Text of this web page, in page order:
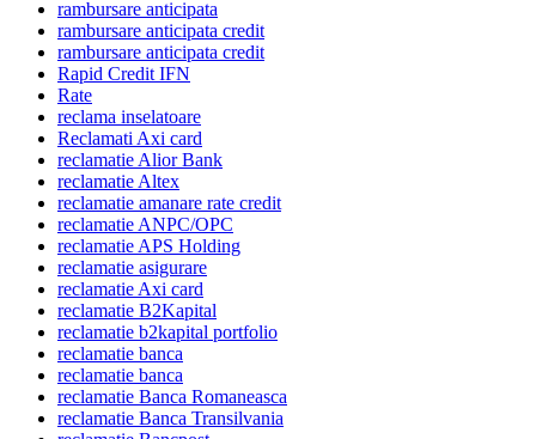
rambursare anticipata
rambursare anticipata credit
rambursare anticipata credit
Rapid Credit IFN
Rate
reclama inselatoare
Reclamati Axi card
reclamatie Alior Bank
reclamatie Altex
reclamatie amanare rate credit
reclamatie ANPC/OPC
reclamatie APS Holding
reclamatie asigurare
reclamatie Axi card
reclamatie B2Kapital
reclamatie b2kapital portfolio
reclamatie banca
reclamatie banca
reclamatie Banca Romaneasca
reclamatie Banca Transilvania